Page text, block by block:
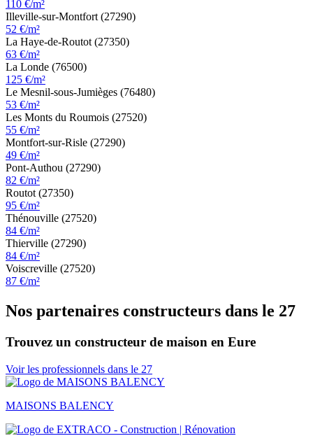
110 €/m²
Illeville-sur-Montfort (27290)
52 €/m²
La Haye-de-Routot (27350)
63 €/m²
La Londe (76500)
125 €/m²
Le Mesnil-sous-Jumièges (76480)
53 €/m²
Les Monts du Roumois (27520)
55 €/m²
Montfort-sur-Risle (27290)
49 €/m²
Pont-Authou (27290)
82 €/m²
Routot (27350)
95 €/m²
Thénouville (27520)
84 €/m²
Thierville (27290)
84 €/m²
Voiscreville (27520)
87 €/m²
Nos partenaires constructeurs dans le 27
Trouvez un constructeur de maison en Eure
Voir les professionnels dans le 27
MAISONS BALENCY